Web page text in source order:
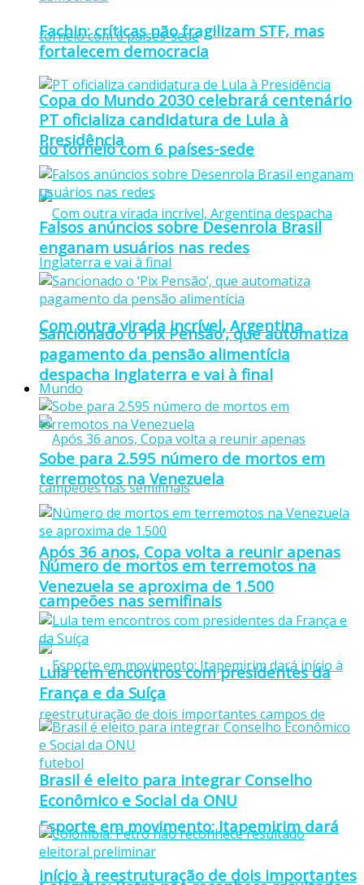
Copa do Mundo 2030 celebrará centenário
do torneio com 6 países-sede
Com outra virada incrível, Argentina
despacha Inglaterra e vai à final
Após 36 anos, Copa volta a reunir apenas
campeões nas semifinais
Esporte em movimento: Itapemirim dará
início à reestruturação de dois importantes
Fachin: críticas não fragilizam STF, mas
fortalecem democracia
PT oficializa candidatura de Lula à
Presidência
Falsos anúncios sobre Desenrola Brasil
enganam usuários nas redes
Sancionado o ‘Pix Pensão’, que automatiza
pagamento da pensão alimentícia
Mundo
Sobe para 2.595 número de mortos em
terremotos na Venezuela
Número de mortos em terremotos na
Venezuela se aproxima de 1.500
Lula tem encontros com presidentes da
França e da Suíça
Brasil é eleito para integrar Conselho
Econômico e Social da ONU